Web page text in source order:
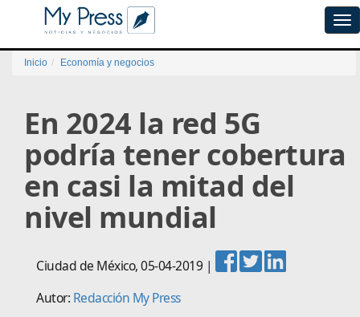
Inicio Economía y negocios
En 2024 la red 5G
podría tener cobertura
en casi la mitad del
nivel mundial
Ciudad de México,05-04-2019 |
Autor: Redacción My Press